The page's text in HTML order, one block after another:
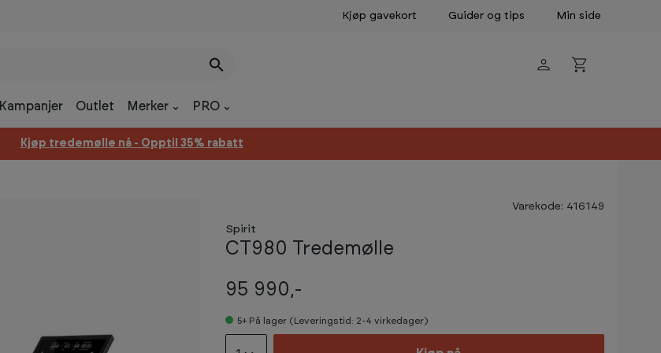
Kjøp gavekort Guider og tips Min side
Kampanjer Outlet Merker PRO
Kjøp tredemølle nå - Opptil 35% rabatt
Varekode: 416149
Spirit
CT980 Tredemølle
95 990,-
5+ På lager (Leveringstid: 2-4 virkedager)